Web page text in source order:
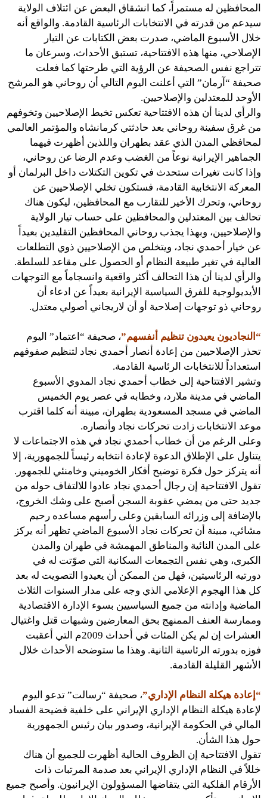
المحافظين له مستمراً، كما انشقاق البعض عن ائتلاف الولاية
سيدعم من قدرته في الانتخابات الرئاسية القادمة. والواقع أنه
خلال الأسبوع الماضي، صدرت بعض الكتابات عن التيار
الإصلاحي، منها هذه الافتتاحية، تستبق الأحداث، وسرعان ما
تتراجع نفس الصحيفة عن الرؤية التي طرحتها كما فعلت
صحيفة “آرمان” التي أعلنت اليوم التالي أن روحاني هو المرشح
الأوحد للمعتدلين والإصلاحيين.
والرأي لدينا أن هذه الافتتاحية تعكس تخبط الإصلاحيين وتخوفهم
من غرق سفينة روحاني بعد حادثتي كرمانشاه والمؤتمر العالمي
لمحافظي المدن الذي عقد بطهران واللذين أظهرت فيهما
الجماهير الإيرانية نوعاً من الغضب وعدم الرضا عن روحاني،
وإذا كانت تغيرات ستحدث في تكوين التكتلات داخل البرلمان أو
المعركة الانتخابية القادمة، فستكون تخلي الإصلاحيين عن
روحاني، وتحرك الأخير للتقارب مع المحافظين، ليكون هناك
تحالف بين المعتدلين والمحافظين على حساب تيار الولاية
والإصلاحيين، وبهذا يجذب روحاني المحافظين التقليدين بعيداً
عن خيار أحمدي نجاد، ويتخلص من الإصلاحيين ذوي التطلعات
العالية في تغير طبيعة النظام أو الحصول على مقاعد للسلطة.
والرأي لدينا أن هذا التحالف أكثر واقعية وانسجاماً مع التوجهات
الأيديولوجية للفرق السياسية الإيرانية بعيداً عن ادعاء أن
روحاني ذو توجهات إصلاحية أو أن لاريجاني أصولي معتدل.
“النجاديون يعيدون تنظيم أنفسهم”، صحيفة “اعتماد” اليوم
تحذر الإصلاحيين من إعادة أنصار أحمدي نجاد لتنظيم صفوفهم
استعداداً للانتخابات الرئاسية القادمة.
وتشير الافتتاحية إلى خطاب أحمدي نجاد المدوي الأسبوع
الماضي في مدينة ملارد، وخطابه في عصر يوم الخميس
الماضي في مسجد المسعودية بطهران، مبينة أنه كلما اقترب
موعد الانتخابات زادت تحركات نجاد وأنصاره.
وعلى الرغم من أن خطاب أحمدي نجاد في هذه الاجتماعات لا
يتناول على الإطلاق الدعوة لإعادة انتخابه رئيساً للجمهورية، إلا
أنه يتركز حول فكرة توضيح أفكار الخوميني وخامنئي للجمهور.
تقول الافتتاحية إن رجال أحمدي نجاد عادوا للالتفاف حوله من
جديد حتى من يمضي عقوبة السجن أصبح على وشك الخروج،
بالإضافة إلى وزرائه السابقين وعلى رأسهم مساعده رحيم
مشائي، مبينة أن تحركات نجاد الأسبوع الماضي تظهر أنه يركز
على المدن النائية والمناطق المهمشة في طهران والمدن
الكبرى، وهي نفس التجمعات السكانية التي صوّتت له في
دورتيه الرئاسيتين، فهل من الممكن أن يعيدوا التصويت له بعد
كل هذا الهجوم الإعلامي الذي وجه على مدار السنوات الثلاث
الماضية وإدانته من جميع السياسيين بسوء الإدارة الاقتصادية
وممارسة العنف الممنهج بحق المعارضين وشبهات قتل واغتيال
العشرات إن لم يكن المئات في أحداث 2009م التي أعقبت
فوزه بدورته الرئاسية الثانية. وهذا ما ستوضحه الأحداث خلال
الأشهر القليلة القادمة.
“إعادة هيكلة النظام الإداري”، صحيفة “رسالت” تدعو اليوم
لإعادة هيكلة النظام الإداري الإيراني على خلفية فضيحة الفساد
المالي في الحكومة الإيرانية، وصدور بيان رئيس الجمهورية
حول هذا الشأن.
تقول الافتتاحية إن الظروف الحالية أظهرت للجميع أن هناك
خللاً في النظام الإداري الإيراني بعد صدمة المرتبات ذات
الأرقام الفلكية التي يتقاضها المسؤولون الإيرانيون. وأصبح جميع